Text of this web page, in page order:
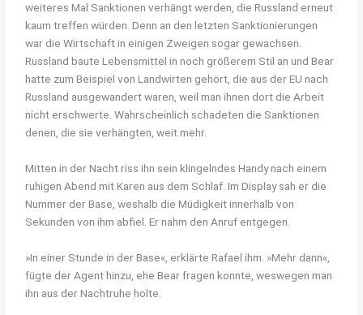
weiteres Mal Sanktionen verhängt werden, die Russland erneut
kaum treffen würden. Denn an den letzten Sanktionierungen
war die Wirtschaft in einigen Zweigen sogar gewachsen.
Russland baute Lebensmittel in noch größerem Stil an und Bear
hatte zum Beispiel von Landwirten gehört, die aus der EU nach
Russland ausgewandert waren, weil man ihnen dort die Arbeit
nicht erschwerte. Wahrscheinlich schadeten die Sanktionen
denen, die sie verhängten, weit mehr.
Mitten in der Nacht riss ihn sein klingelndes Handy nach einem
ruhigen Abend mit Karen aus dem Schlaf. Im Display sah er die
Nummer der Base, weshalb die Müdigkeit innerhalb von
Sekunden von ihm abfiel. Er nahm den Anruf entgegen.
»In einer Stunde in der Base«, erklärte Rafael ihm. »Mehr dann«,
fügte der Agent hinzu, ehe Bear fragen konnte, weswegen man
ihn aus der Nachtruhe holte.